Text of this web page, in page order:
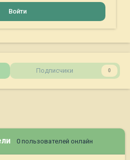
Войти
Подписчики 0
0 пользователей онлайн